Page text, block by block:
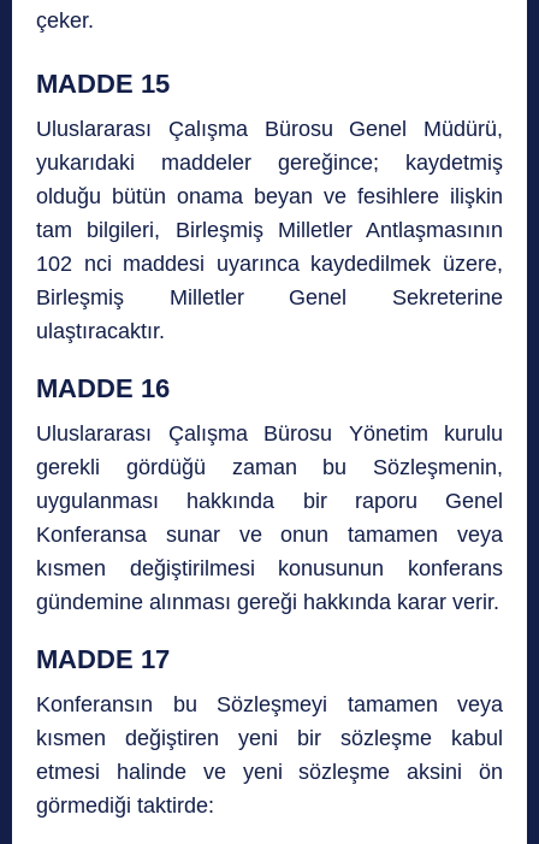
çeker.
MADDE 15
Uluslararası Çalışma Bürosu Genel Müdürü,
yukarıdaki maddeler gereğince; kaydetmiş
olduğu bütün onama beyan ve fesihlere ilişkin
tam bilgileri, Birleşmiş Milletler Antlaşmasının
102 nci maddesi uyarınca kaydedilmek üzere,
Birleşmiş Milletler Genel Sekreterine
ulaştıracaktır.
MADDE 16
Uluslararası Çalışma Bürosu Yönetim kurulu
gerekli gördüğü zaman bu Sözleşmenin,
uygulanması hakkında bir raporu Genel
Konferansa sunar ve onun tamamen veya
kısmen değiştirilmesi konusunun konferans
gündemine alınması gereği hakkında karar verir.
MADDE 17
Konferansın bu Sözleşmeyi tamamen veya
kısmen değiştiren yeni bir sözleşme kabul
etmesi halinde ve yeni sözleşme aksini ön
görmediği taktirde: